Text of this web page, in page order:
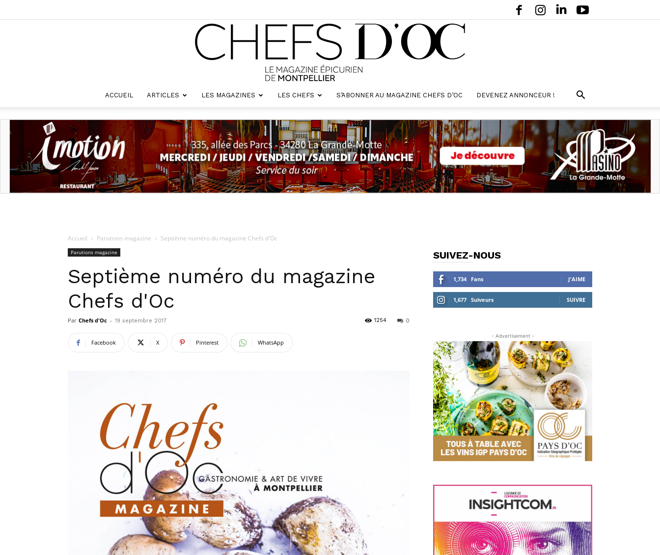
d'oc
ACCUEIL ARTICLES LES MAGAZINES LES CHEFS S’ABONNER AU MAGAZINE CHEFS D’OC DEVENEZ ANNONCEUR !
Accueil Parutions magazine Septième numéro du magazine Chefs d'Oc
Parutions magazine
Septième numéro du magazine
Chefs d'Oc
Par Chefs d'Oc - 19 septembre 2017 0
1254
Facebook X Pinterest WhatsApp
SUIVEZ-NOUS
1,734 Fans J'AIME
1,677 Suiveurs SUIVRE
- Advertisement -